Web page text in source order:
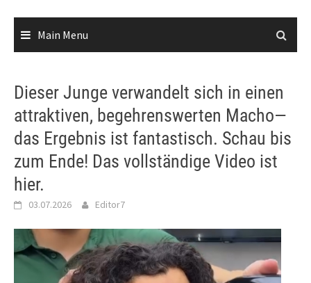
Main Menu
Dieser Junge verwandelt sich in einen
attraktiven, begehrenswerten Macho—
das Ergebnis ist fantastisch. Schau bis
zum Ende! Das vollständige Video ist
hier.
03.07.2026 Editor7